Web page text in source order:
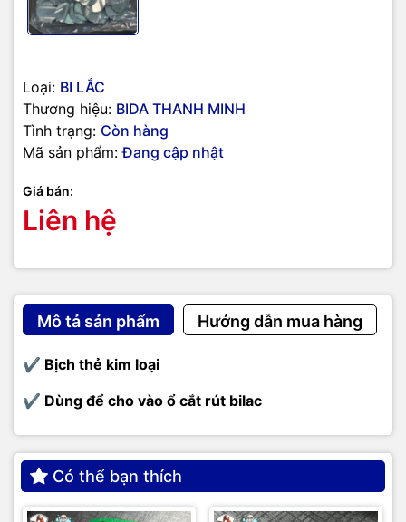
Loại: BI LẮC
Thương hiệu: BIDA THANH MINH
Tình trạng: Còn hàng
Mã sản phẩm: Đang cập nhật
Giá bán:
Liên hệ
Mô tả sản phẩm Hướng dẫn mua hàng
✔️ Bịch thẻ kim loại
✔️ Dùng để cho vào ổ cắt rút bilac
Có thể bạn thích